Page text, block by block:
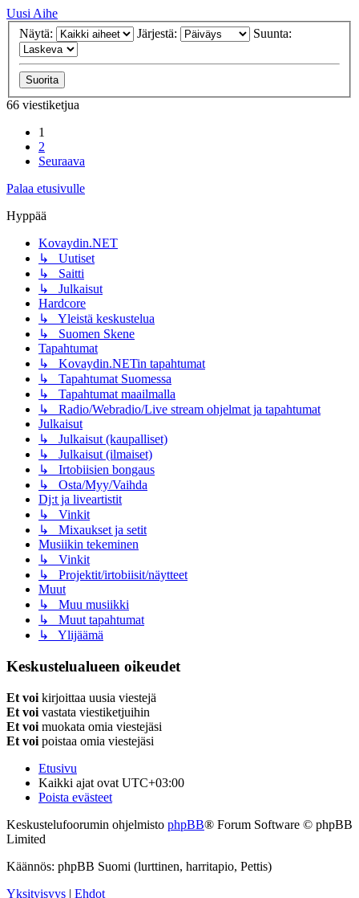
Uusi Aihe
Näytä:
Järjestä: Suunta:
66 viestiketjua
1
2
Seuraava
Palaa etusivulle
Hyppää
Kovaydin.NET
↳ Uutiset
↳ Saitti
↳ Julkaisut
Hardcore
↳ Yleistä keskustelua
↳ Suomen Skene
Tapahtumat
↳ Kovaydin.NETin tapahtumat
↳ Tapahtumat Suomessa
↳ Tapahtumat maailmalla
↳ Radio/Webradio/Live stream ohjelmat ja tapahtumat
Julkaisut
↳ Julkaisut (kaupalliset)
↳ Julkaisut (ilmaiset)
↳ Irtobiisien bongaus
↳ Osta/Myy/Vaihda
Dj:t ja liveartistit
↳ Vinkit
↳ Mixaukset ja setit
Musiikin tekeminen
↳ Vinkit
↳ Projektit/irtobiisit/näytteet
Muut
↳ Muu musiikki
↳ Muut tapahtumat
↳ Ylijäämä
Keskustelualueen oikeudet
Et voi kirjoittaa uusia viestejä
Et voi vastata viestiketjuihin
Et voi muokata omia viestejäsi
Et voi poistaa omia viestejäsi
Etusivu
Kaikki ajat ovat UTC+03:00
Poista evästeet
Keskustelufoorumin ohjelmisto phpBB® Forum Software © phpBB
Limited
Käännös: phpBB Suomi (lurttinen, harritapio, Pettis)
Yksityisyys | Ehdot